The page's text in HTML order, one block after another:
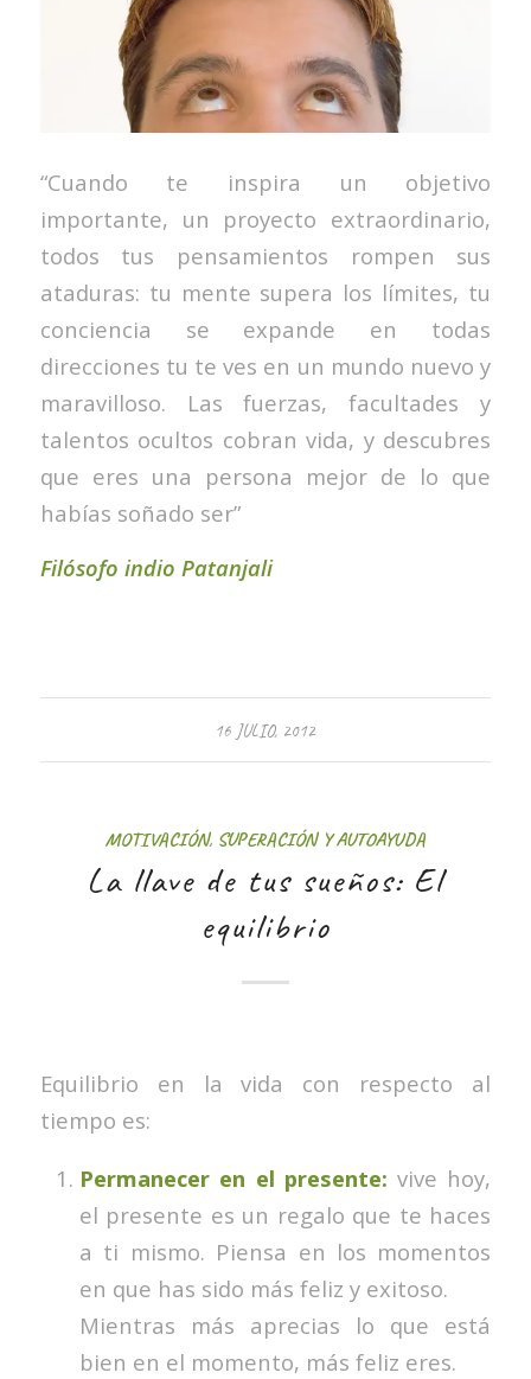
“Cuando te inspira un objetivo
importante, un proyecto extraordinario,
todos tus pensamientos rompen sus
ataduras: tu mente supera los límites, tu
conciencia se expande en todas
direcciones tu te ves en un mundo nuevo y
maravilloso. Las fuerzas, facultades y
talentos ocultos cobran vida, y descubres
que eres una persona mejor de lo que
habías soñado ser”
Filósofo indio Patanjali
16 JULIO, 2012
MOTIVACIÓN, SUPERACIÓN Y AUTOAYUDA
La llave de tus sueños: El
equilibrio
Equilibrio en la vida con respecto al
tiempo es:
Permanecer en el presente: vive hoy,
el presente es un regalo que te haces
a ti mismo. Piensa en los momentos
en que has sido más feliz y exitoso.
Mientras más aprecias lo que está
bien en el momento, más feliz eres.